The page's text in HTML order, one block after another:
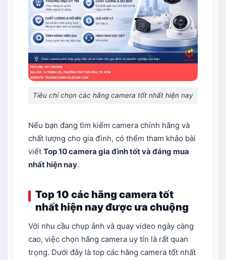
Tiêu chí chọn các hãng camera tốt nhất hiện nay​
Nếu bạn đang tìm kiếm camera chính hãng và
chất lượng cho gia đình, có thểm tham khảo bài
viết Top 10 camera gia đình tốt và đáng mua
nhất hiện nay.
Top 10 các hãng camera tốt
nhất hiện nay được ưa chuộng​
Với nhu cầu chụp ảnh và quay video ngày càng
cao, việc chọn hãng camera uy tín là rất quan
trọng. Dưới đây là top các hãng camera tốt nhất